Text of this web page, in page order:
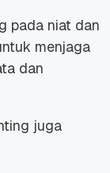
pada niat dan
menjaga
dan
juga